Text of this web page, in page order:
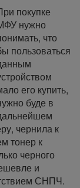
покупке
нужно
что
пользоваться
его купить,
буде в
чернила к
тонер к
черного
и
СНПЧ.